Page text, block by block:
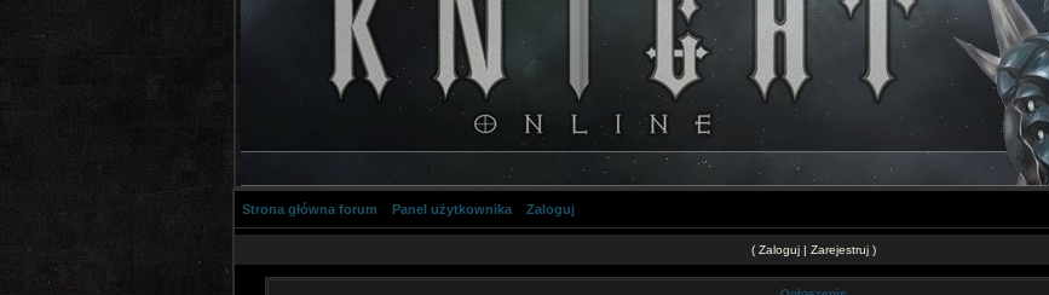
Strona główna forum Panel użytkownika Zaloguj
( Zaloguj| Zarejestruj)